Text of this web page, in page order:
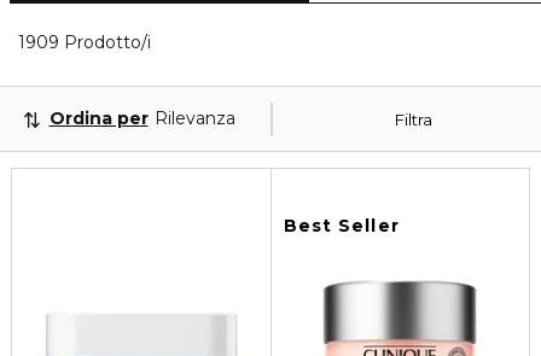
1909 Prodotto/i
Filtra
Ordina per Rilevanza
Best Seller